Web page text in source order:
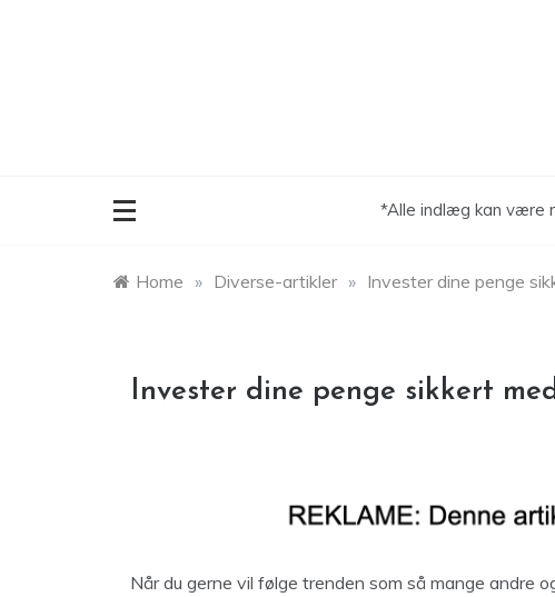
*Alle indlæg kan være
Home » Diverse-artikler » Invester dine penge
Invester dine penge sikkert
Når du gerne vil følge trenden som så mange andre